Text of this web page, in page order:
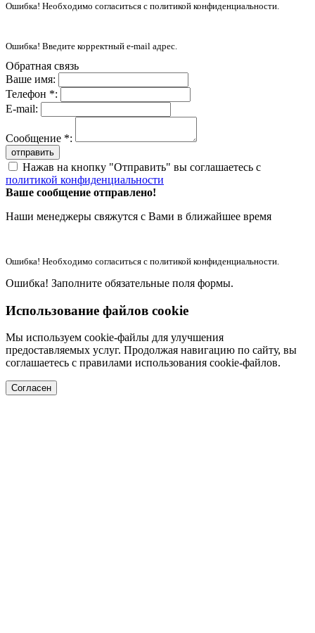
Ошибка! Необходимо согласиться с политикой конфиденциальности.
Ошибка! Введите корректный e-mail адрес.
Обратная связь
Ваше имя:
Телефон *:
E-mail:
Сообщение *:
отправить
Нажав на кнопку "Отправить" вы соглашаетесь с
политикой конфиденциальности
Ваше сообщение отправлено!
Наши менеджеры свяжутся с Вами в ближайшее время
Ошибка! Необходимо согласиться с политикой конфиденциальности.
Ошибка! Заполните обязательные поля формы.
Использование файлов cookie
Мы используем cookie-файлы для улучшения
предоставляемых услуг. Продолжая навигацию по сайту, вы
соглашаетесь с правилами использования cookie-файлов.
Согласен